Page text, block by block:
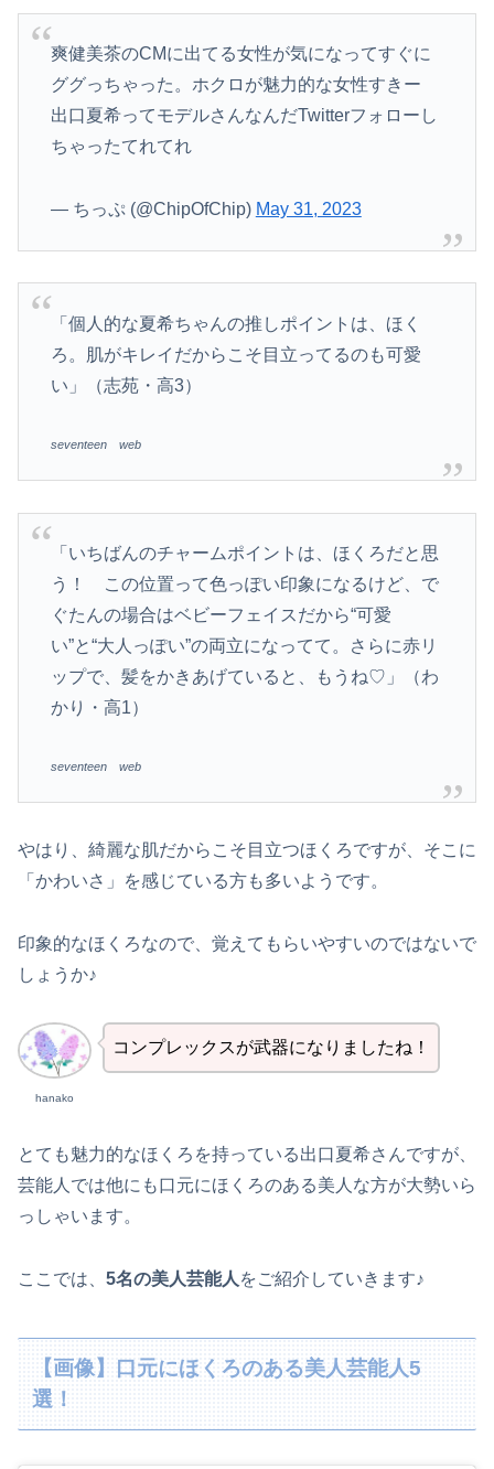
爽健美茶のCMに出てる女性が気になってすぐに
ググっちゃった。ホクロが魅力的な女性すきー
出口夏希ってモデルさんなんだTwitterフォローし
ちゃったてれてれ
— ちっぷ (@ChipOfChip) May 31, 2023
「個人的な夏希ちゃんの推しポイントは、ほく
ろ。肌がキレイだからこそ目立ってるのも可愛
い」（志苑・高3）
seventeen web
「いちばんのチャームポイントは、ほくろだと思
う！ この位置って色っぽい印象になるけど、で
ぐたんの場合はベビーフェイスだから“可愛
い”と“大人っぽい”の両立になってて。さらに赤リ
ップで、髪をかきあげていると、もうね♡」（わ
かり・高1）
seventeen web
やはり、綺麗な肌だからこそ目立つほくろですが、そこに
「かわいさ」を感じている方も多いようです。
印象的なほくろなので、覚えてもらいやすいのではないで
しょうか♪
hanako
コンプレックスが武器になりましたね！
とても魅力的なほくろを持っている出口夏希さんですが、
芸能人では他にも口元にほくろのある美人な方が大勢いら
っしゃいます。
ここでは、 5名の美人芸能人 をご紹介していきます♪
【画像】口元にほくろのある美人芸能人5
選！